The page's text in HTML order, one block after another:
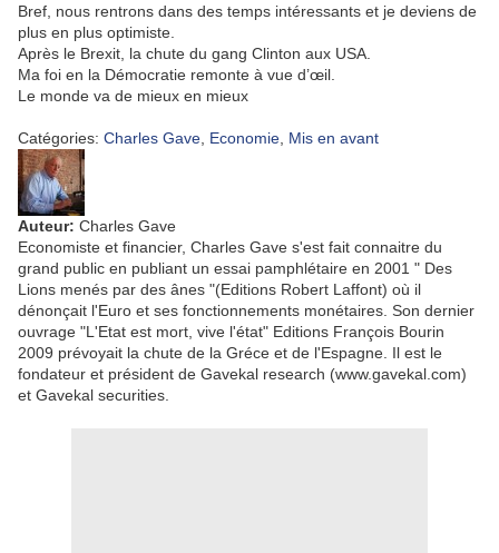
Bref, nous rentrons dans des temps intéressants et je deviens de
plus en plus optimiste.
Après le Brexit, la chute du gang Clinton aux USA.
Ma foi en la Démocratie remonte à vue d’œil.
Le monde va de mieux en mieux
Catégories: Charles Gave Economie Mis en avant
Auteur: Charles Gave
Economiste et financier, Charles Gave s'est fait connaitre du
grand public en publiant un essai pamphlétaire en 2001 " Des
Lions menés par des ânes "(Editions Robert Laffont) où il
dénonçait l'Euro et ses fonctionnements monétaires. Son dernier
ouvrage "L'Etat est mort, vive l'état" Editions François Bourin
2009 prévoyait la chute de la Gréce et de l'Espagne. Il est le
fondateur et président de Gavekal research (www.gavekal.com)
et Gavekal securities.